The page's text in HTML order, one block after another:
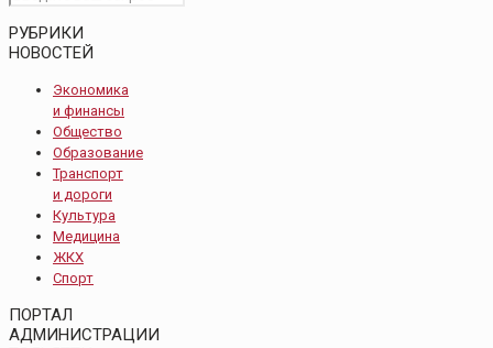
РУБРИКИ
НОВОСТЕЙ
Экономика
и финансы
Общество
Образование
Транспорт
и дороги
Культура
Медицина
ЖКХ
Спорт
ПОРТАЛ
АДМИНИСТРАЦИИ